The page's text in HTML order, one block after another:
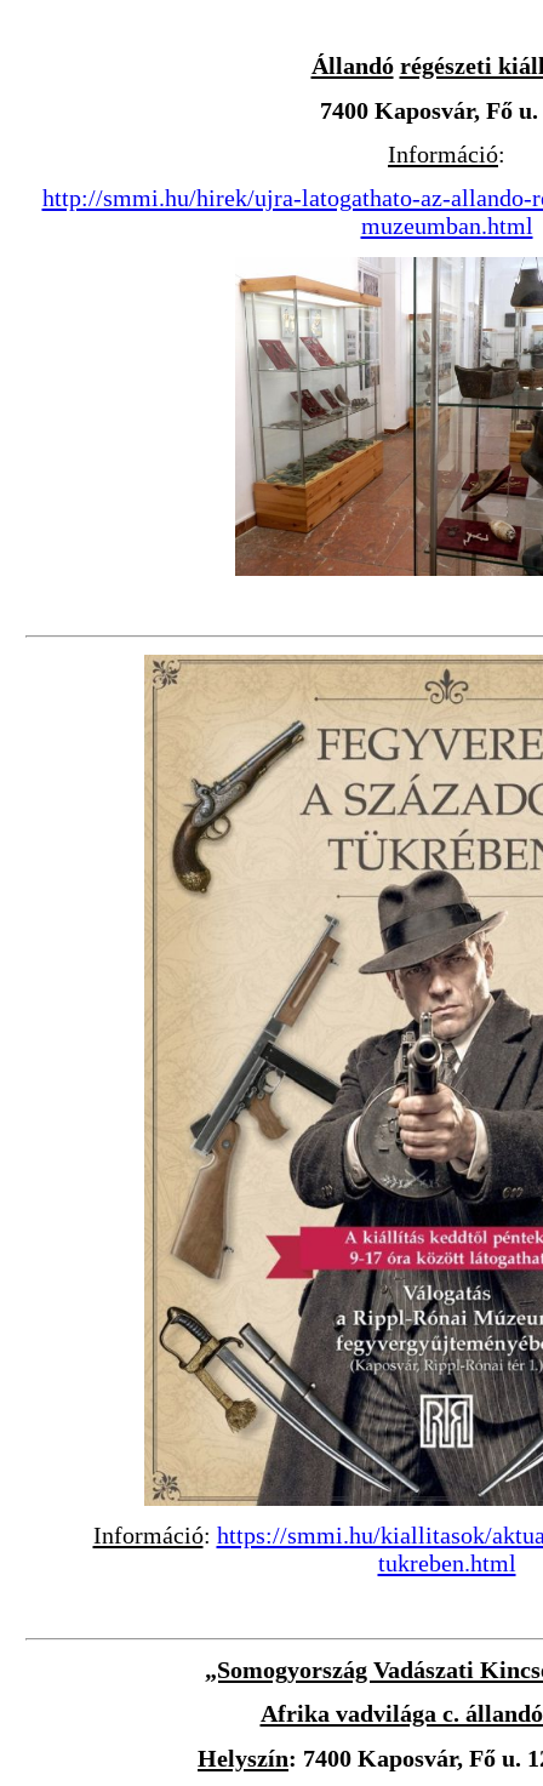
Állandó régészeti
7400 Kaposvár, Fő u.
Információ:
http://smmi.hu/hirek/ujra-latogathato-az-
muzeumban.html
Információ: https://smmi.hu/kiallitasok/
tukreben.html
„Somogyország Vadászati
Afrika vadvilága c.
Helyszín: 7400 Kaposvár, Fő u.